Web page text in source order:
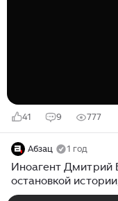
41 9 777
Абзац 1 год
Иноагент Дмитрий
остановкой